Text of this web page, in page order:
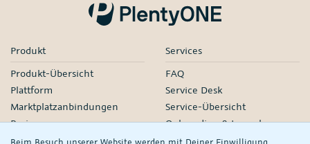
Produkt
Produkt-Übersicht
Plattform
Marktplatzanbindungen
Preise
Services
FAQ
Service Desk
Service-Übersicht
Onboarding & Launch
Services